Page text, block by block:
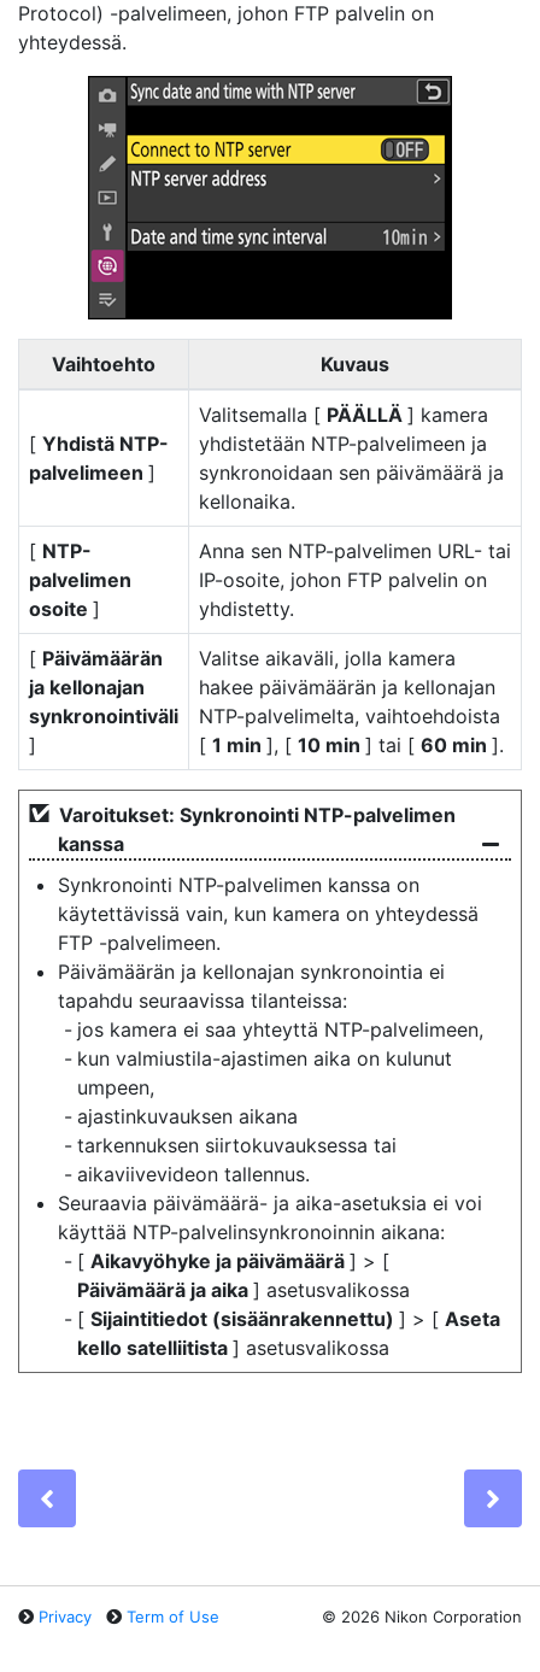
Protocol) -palvelimeen, johon FTP palvelin on
yhteydessä.
Vaihtoehto Kuvaus
[ Yhdistä NTP-
palvelimeen ]
Valitsemalla [ PÄÄLLÄ ] kamera
yhdistetään NTP-palvelimeen ja
synkronoidaan sen päivämäärä ja
kellonaika.
[ NTP-
palvelimen
osoite ]
Anna sen NTP-palvelimen URL- tai
IP-osoite, johon FTP palvelin on
yhdistetty.
[ Päivämäärän
ja kellonajan
synkronointiväli
]
Valitse aikaväli, jolla kamera
hakee päivämäärän ja kellonajan
NTP-palvelimelta, vaihtoehdoista
[ 1 min ], [ 10 min ] tai [ 60 min ].
Varoitukset: Synkronointi NTP-palvelimen
kanssa
Synkronointi NTP-palvelimen kanssa on
käytettävissä vain, kun kamera on yhteydessä
FTP -palvelimeen.
Päivämäärän ja kellonajan synkronointia ei
tapahdu seuraavissa tilanteissa:
jos kamera ei saa yhteyttä NTP-palvelimeen,
kun valmiustila-ajastimen aika on kulunut
umpeen,
ajastinkuvauksen aikana
tarkennuksen siirtokuvauksessa tai
aikaviivevideon tallennus.
Seuraavia päivämäärä- ja aika-asetuksia ei voi
käyttää NTP-palvelinsynkronoinnin aikana:
[ Aikavyöhyke ja päivämäärä ] > [
Päivämäärä ja aika ] asetusvalikossa
[ Sijaintitiedot (sisäänrakennettu) ] > [ Aseta
kello satelliitista ] asetusvalikossa
Privacy Term of Use © 2026 Nikon Corporation